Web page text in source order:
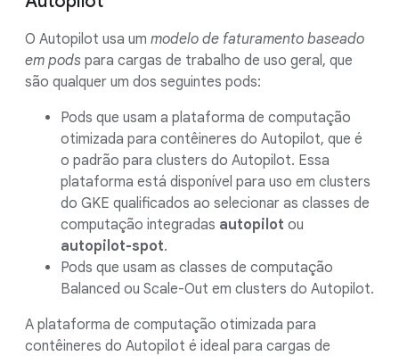
O Autopilot usa um modelo de faturamento baseado
em pods para cargas de trabalho de uso geral, que
são qualquer um dos seguintes pods:
Pods que usam a plataforma de computação
otimizada para contêineres do Autopilot, que é
o padrão para clusters do Autopilot. Essa
plataforma está disponível para uso em clusters
do GKE qualificados ao selecionar as classes de
computação integradas autopilot ou
autopilot-spot.
Pods que usam as classes de computação
Balanced ou Scale-Out em clusters do Autopilot.
A plataforma de computação otimizada para
contêineres do Autopilot é ideal para cargas de